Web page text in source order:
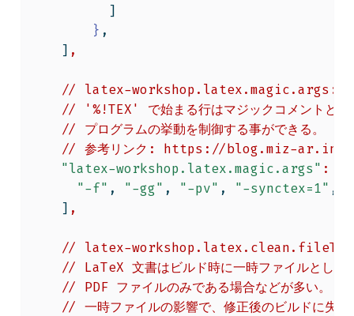
]
} ,
] ,
// latex-workshop.latex.magic.args:
//
'%!TEX'
で始まる行はマジックコメントと
//
プログラムの挙動を制御する事ができる。
// 参考リンク:
https://blog.miz-
"latex-workshop.latex.magic.args" :
"-f" , "-gg" , "-pv" , "-synctex=1" ,
] ,
//
latex-
//
LaTeX 文書はビルド時に一時ファイルとし
//
PDF ファイルのみである場合などが多い。ま
// 一時ファイルの影響で、修正後のビルドに失